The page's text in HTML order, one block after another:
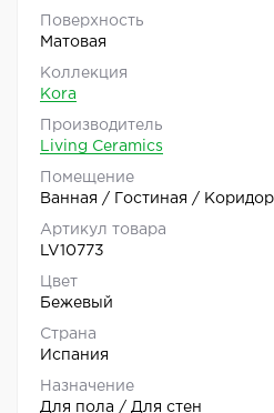
Поверхность
Матовая
Коллекция
Kora
Производитель
Living Ceramics
Помещение
Ванная / Гостиная /
Артикул товара
LV10773
Цвет
Бежевый
Страна
Испания
Назначение
Для пола / Для стен